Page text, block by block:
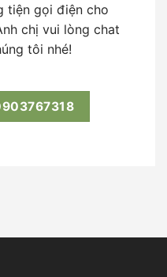
tiện gọi điện cho
chị vui lòng chat
tôi nhé!